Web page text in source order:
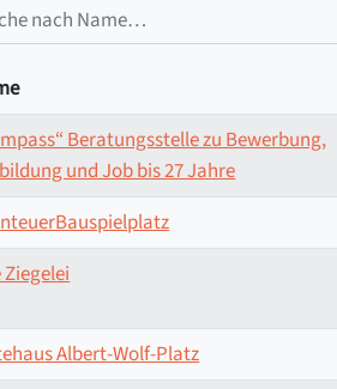
Beratungsstelle zu Bewerbung,
und Job bis 27 Jahre
Ziegelei
Albert-Wolf-Platz